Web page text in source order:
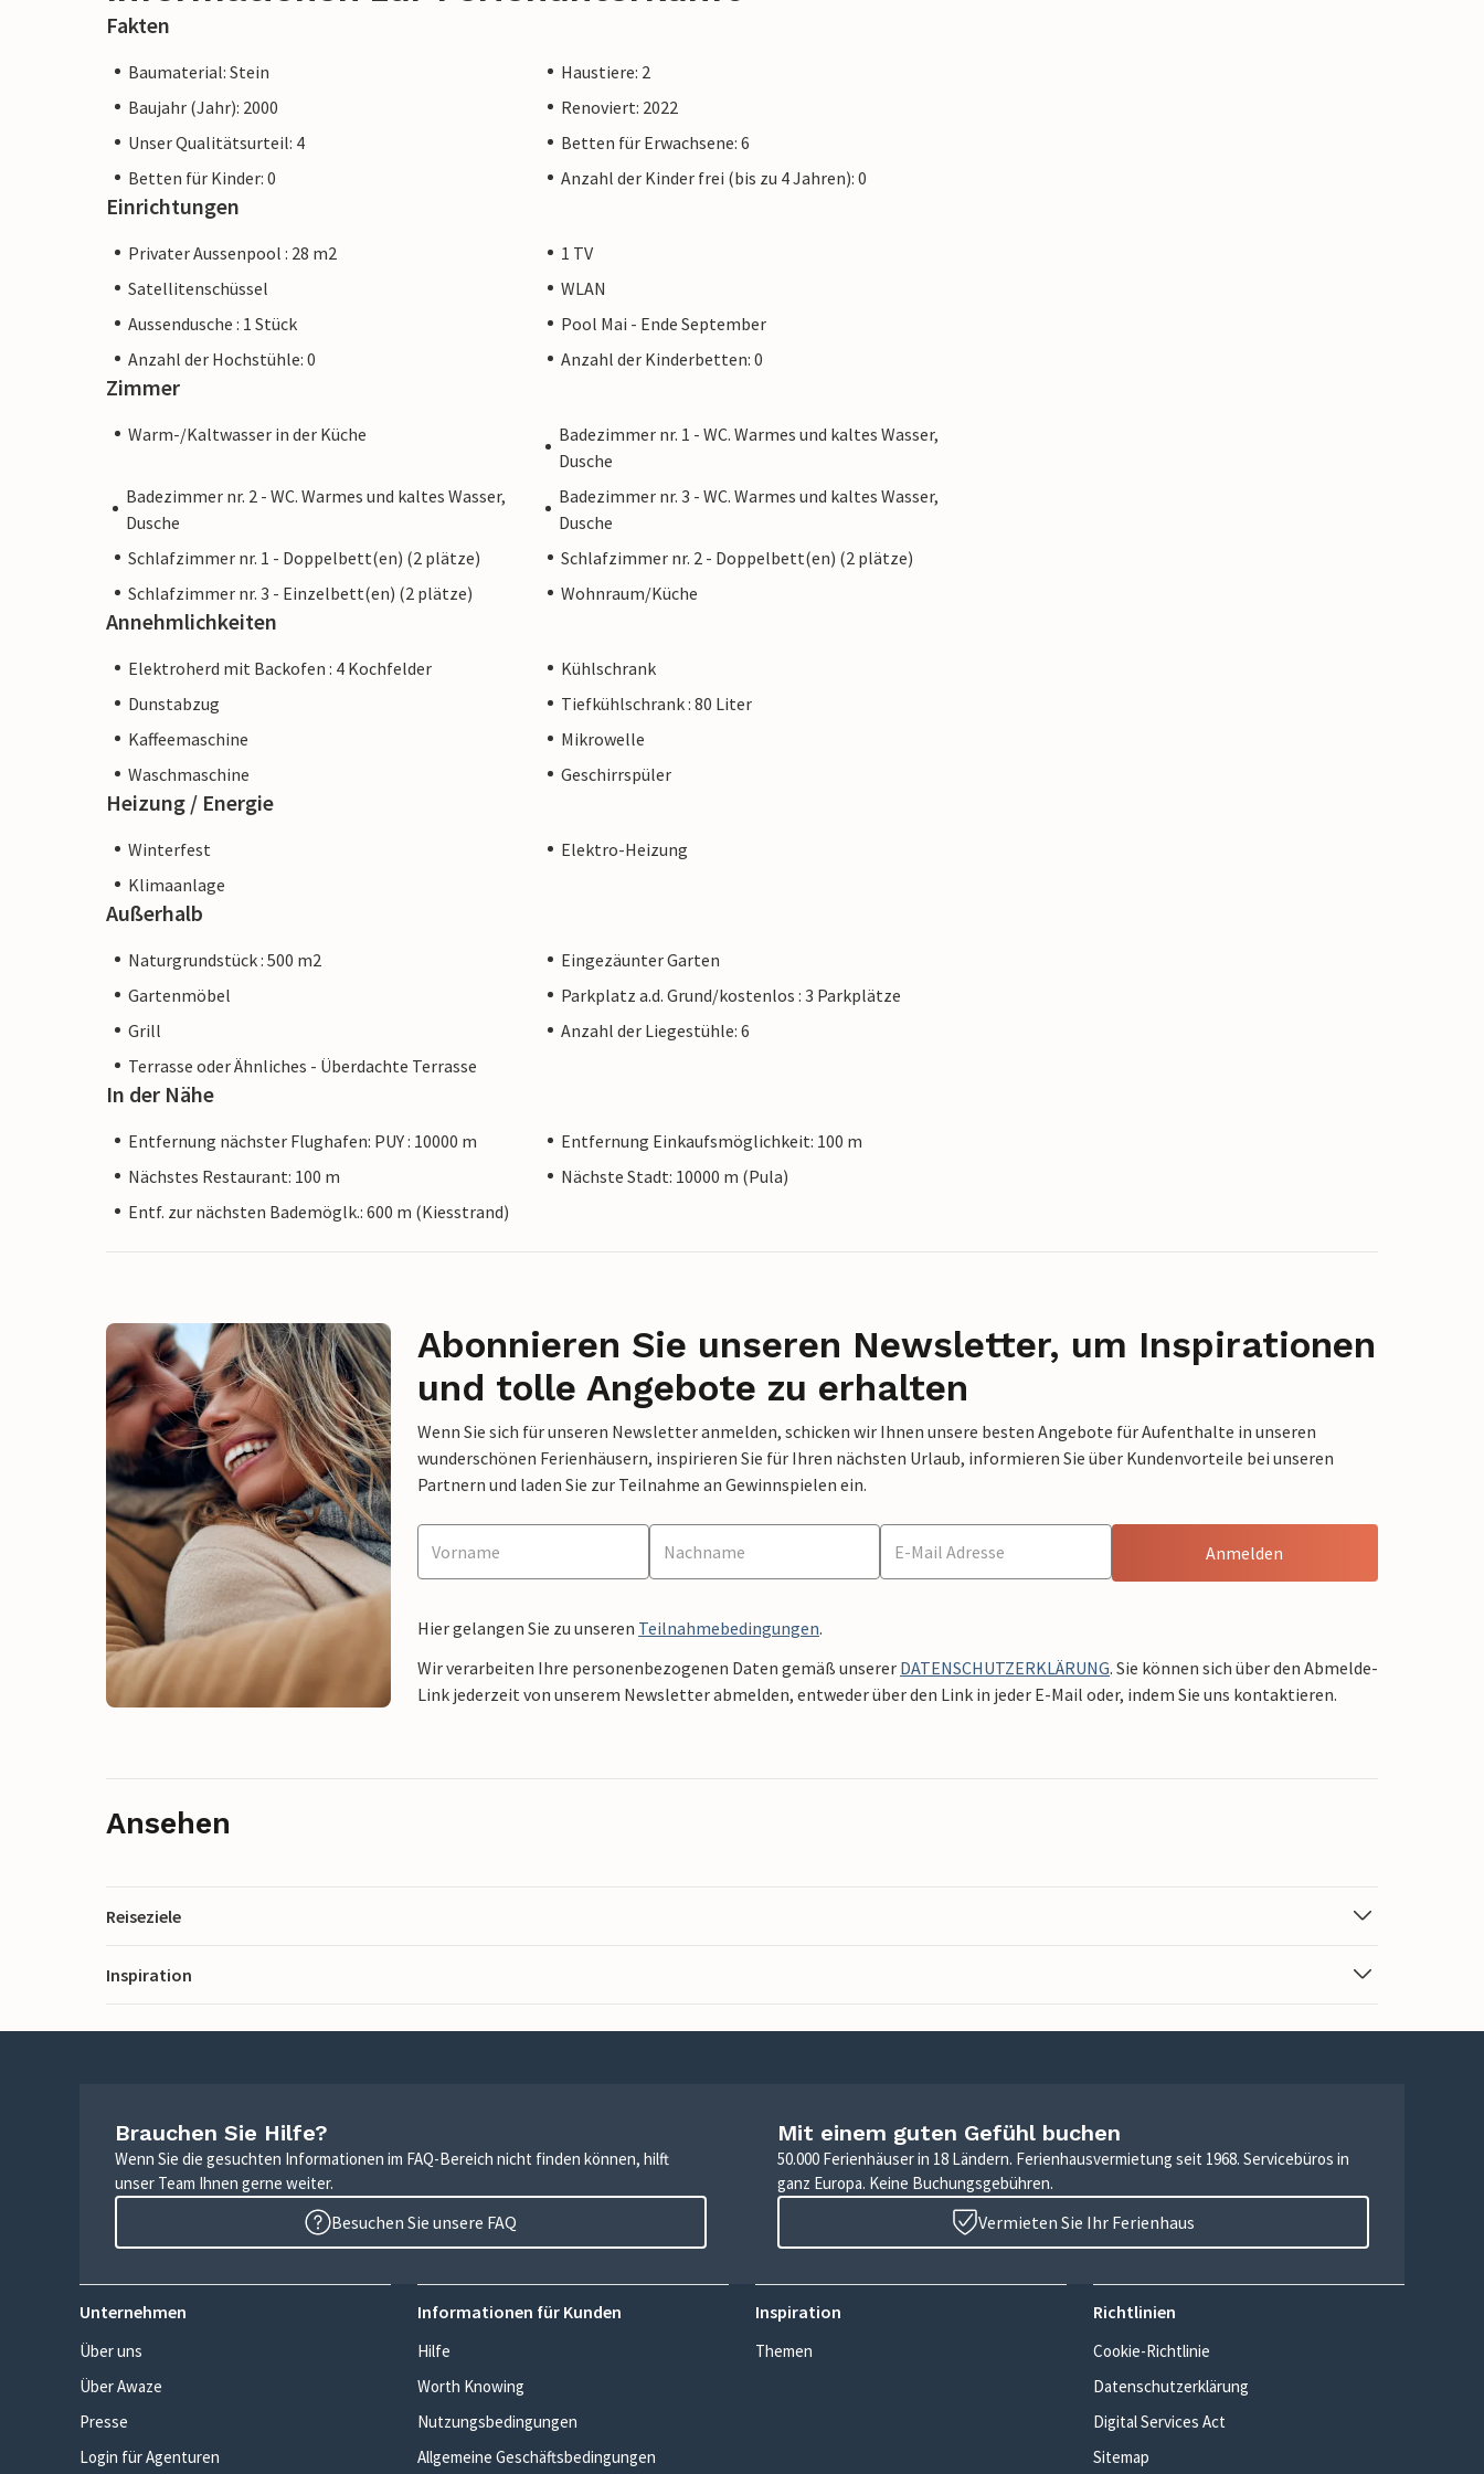
Fakten
Baumaterial: Stein
Haustiere: 2
Baujahr (Jahr): 2000
Renoviert: 2022
Unser Qualitätsurteil: 4
Betten für Erwachsene: 6
Betten für Kinder: 0
Anzahl der Kinder frei (bis zu 4 Jahren): 0
Einrichtungen
Privater Aussenpool : 28 m2
1 TV
Satellitenschüssel
WLAN
Aussendusche : 1 Stück
Pool Mai - Ende September
Anzahl der Hochstühle: 0
Anzahl der Kinderbetten: 0
Zimmer
Warm-/Kaltwasser in der Küche
Badezimmer nr. 1 - WC. Warmes und kaltes Wasser,
Dusche
Badezimmer nr. 2 - WC. Warmes und kaltes Wasser,
Dusche
Badezimmer nr. 3 - WC. Warmes und kaltes Wasser,
Dusche
Schlafzimmer nr. 1 - Doppelbett(en) (2 plätze)
Schlafzimmer nr. 2 - Doppelbett(en) (2 plätze)
Schlafzimmer nr. 3 - Einzelbett(en) (2 plätze)
Wohnraum/Küche
Annehmlichkeiten
Elektroherd mit Backofen : 4 Kochfelder
Kühlschrank
Dunstabzug
Tiefkühlschrank : 80 Liter
Kaffeemaschine
Mikrowelle
Waschmaschine
Geschirrspüler
Heizung / Energie
Winterfest
Elektro-Heizung
Klimaanlage
Außerhalb
Naturgrundstück : 500 m2
Eingezäunter Garten
Gartenmöbel
Parkplatz a.d. Grund/kostenlos : 3 Parkplätze
Grill
Anzahl der Liegestühle: 6
Terrasse oder Ähnliches - Überdachte Terrasse
In der Nähe
Entfernung nächster Flughafen: PUY : 10000 m
Entfernung Einkaufsmöglichkeit: 100 m
Nächstes Restaurant: 100 m
Nächste Stadt: 10000 m (Pula)
Entf. zur nächsten Bademöglk.: 600 m (Kiesstrand)
Abonnieren Sie unseren Newsletter, um Inspirationen
und tolle Angebote zu erhalten
Wenn Sie sich für unseren Newsletter anmelden, schicken wir Ihnen unsere besten Angebote für Aufenthalte in unseren
wunderschönen Ferienhäusern, inspirieren Sie für Ihren nächsten Urlaub, informieren Sie über Kundenvorteile bei unseren
Partnern und laden Sie zur Teilnahme an Gewinnspielen ein.
Anmelden
Hier gelangen Sie zu unseren Teilnahmebedingungen.
Wir verarbeiten Ihre personenbezogenen Daten gemäß unserer DATENSCHUTZERKLÄRUNG. Sie können sich über den Abmelde-
Link jederzeit von unserem Newsletter abmelden, entweder über den Link in jeder E-Mail oder, indem Sie uns kontaktieren.
Ansehen
Reiseziele
Inspiration
Brauchen Sie Hilfe?
Wenn Sie die gesuchten Informationen im FAQ-Bereich nicht finden können, hilft
unser Team Ihnen gerne weiter.
Besuchen Sie unsere FAQ
Mit einem guten Gefühl buchen
50.000 Ferienhäuser in 18 Ländern. Ferienhausvermietung seit 1968. Servicebüros in
ganz Europa. Keine Buchungsgebühren.
Vermieten Sie Ihr Ferienhaus
Unternehmen
Über uns
Über Awaze
Presse
Login für Agenturen
Informationen für Kunden
Hilfe
Worth Knowing
Nutzungsbedingungen
Allgemeine Geschäftsbedingungen
Inspiration
Themen
Richtlinien
Cookie-Richtlinie
Datenschutzerklärung
Digital Services Act
Sitemap